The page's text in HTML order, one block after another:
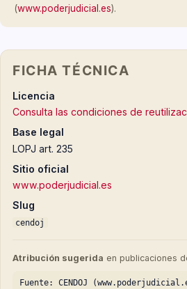
(www.poderjudicial.es).
FICHA TÉCNICA
Licencia
Consulta las condiciones de
Base legal
LOPJ art. 235
Sitio oficial
www.poderjudicial.es
Slug
cendoj
Atribución sugerida en publicaciones
Fuente: CENDOJ